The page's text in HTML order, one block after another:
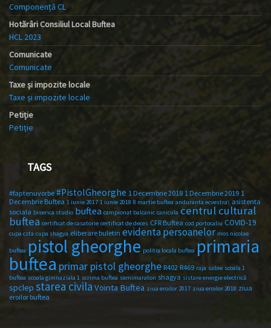
Componență CL
Hotărâri Consiliul Local Buftea
HCL 2023
Comunicate
Comunicate
Taxe și impozite locale
Taxe și impozite locale
Petiție
Petiție
TAGS
#faptenuvorbe #PistolGheorghe 1 Decembrie 2018 1 Decembrie 2019 1
Decembrie Buftea 1 iunie 2017 1 iunie 2018 8 martie buftea anduranta ecvestra\ asistenta
sociala biserica studio buftea campionat balcanic canicula centrul cultural
buftea certificat de casatorie certificat de deces CFR Buftea cod portocaliu COVID-19
cupa csta cupa shagya eliberare buletin evidenta persoanelor mos nicolae
buftea pistol gheorghe politia locala buftea primaria
buftea primar pistol gheorghe R402 R469 raja sabie scoala 1
buftea scoala gimnaziala 1 scrima buftea semimaraton shagya sistare energie electrică
spclep starea civila Vointa Buftea ziua eroilor 2017 ziua eroilor 2018 ziua
eroilor buftea